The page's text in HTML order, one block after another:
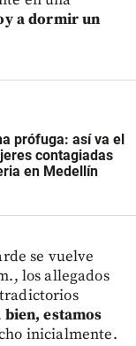
a dormir un
prófuga: así va el
contagiadas
en Medellín
se vuelve
los allegados
bien, estamos
inicialmente.